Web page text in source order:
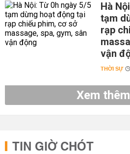
Hà
tạm
rạp
vận
THỜI SỰ
Xem thêm
TIN GIỜ CHÓT